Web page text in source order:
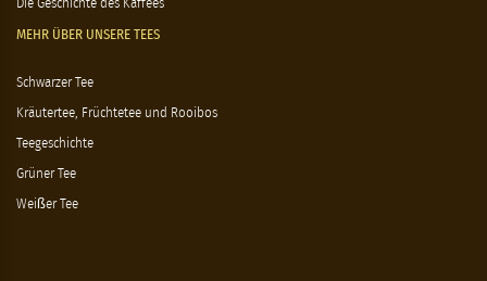
Die Geschichte des Kaffees
MEHR ÜBER UNSERE TEES
Schwarzer Tee
Kräutertee, Früchtetee und Rooibos
Teegeschichte
Grüner Tee
Weißer Tee